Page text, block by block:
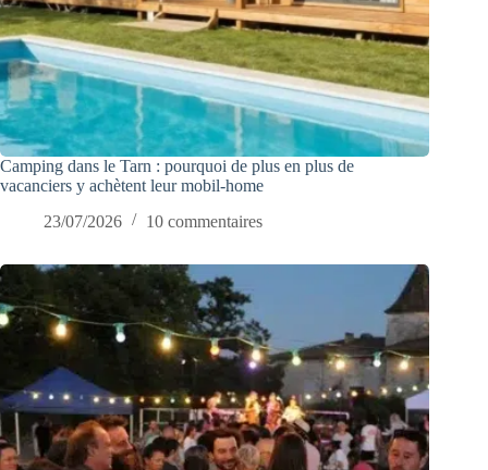
Camping dans le Tarn : pourquoi de plus en plus de
vacanciers y achètent leur mobil-home
23/07/2026
10 commentaires